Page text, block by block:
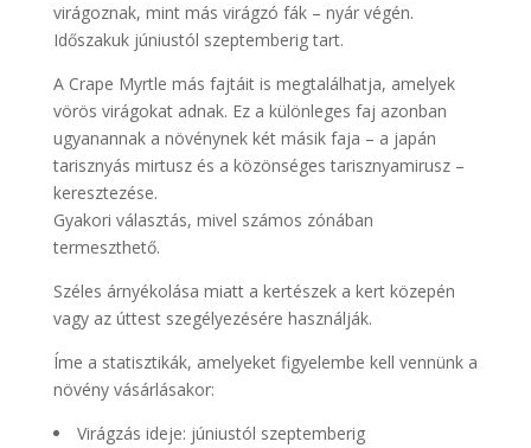
virágoznak, mint más virágzó fák – nyár végén.
Időszakuk júniustól szeptemberig tart.
A Crape Myrtle más fajtáit is megtalálhatja, amelyek
vörös virágokat adnak. Ez a különleges faj azonban
ugyanannak a növénynek két másik faja – a japán
tarisznyás mirtusz és a közönséges tarisznyamirusz –
keresztezése.
Gyakori választás, mivel számos zónában
termeszthető.
Széles árnyékolása miatt a kertészek a kert közepén
vagy az úttest szegélyezésére használják.
Íme a statisztikák, amelyeket figyelembe kell vennünk a
növény vásárlásakor:
Virágzás ideje: júniustól szeptemberig